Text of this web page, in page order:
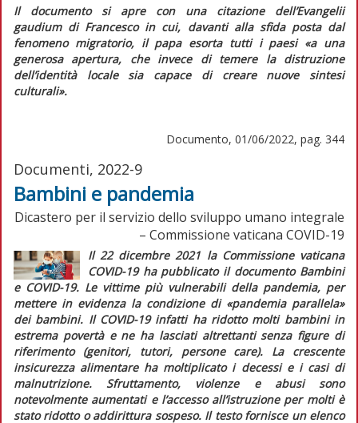
Il documento si apre con una citazione dell’Evangelii
gaudium di Francesco in cui, davanti alla sfida posta dal
fenomeno migratorio, il papa esorta tutti i paesi «a una
generosa apertura, che invece di temere la distruzione
dell’identità locale sia capace di creare nuove sintesi
culturali».
Documento, 01/06/2022, pag. 344
Documenti, 2022-9
Bambini e pandemia
Dicastero per il servizio dello sviluppo umano integrale
– Commissione vaticana COVID-19
Il 22 dicembre 2021 la Commissione vaticana
COVID-19 ha pubblicato il documento Bambini
e COVID-19. Le vittime più vulnerabili della pandemia, per
mettere in evidenza la condizione di «pandemia parallela»
dei bambini. Il COVID-19 infatti ha ridotto molti bambini in
estrema povertà e ne ha lasciati altrettanti senza figure di
riferimento (genitori, tutori, persone care). La crescente
insicurezza alimentare ha moltiplicato i decessi e i casi di
malnutrizione. Sfruttamento, violenze e abusi sono
notevolmente aumentati e l’accesso all’istruzione per molti è
stato ridotto o addirittura sospeso. Il testo fornisce un elenco